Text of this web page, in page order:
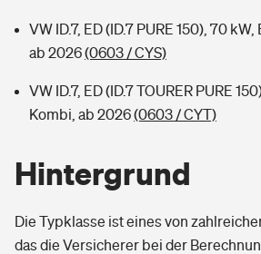
VW ID.7, ED (ID.7 PURE 150), 70
ab 2026(0603 / CYS)
VW ID.7, ED (ID.7 TOURER PURE
Kombi, ab 2026(0603 / CYT)
Hintergrund
Die Typklasse ist eines von
das die Versicherer bei der